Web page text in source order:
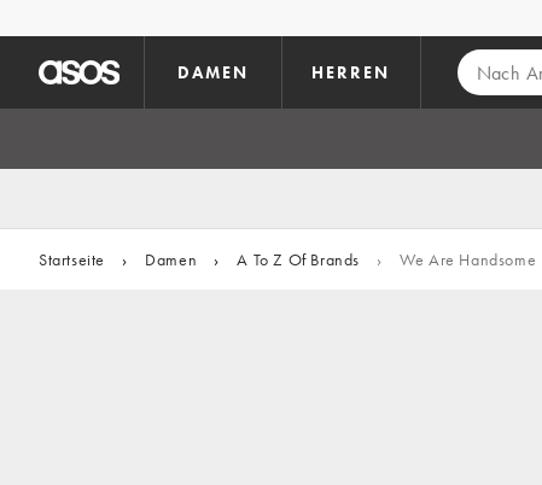
DAMEN HERREN
Startseite › Damen › A To Z Of Brands › We Are Handsome